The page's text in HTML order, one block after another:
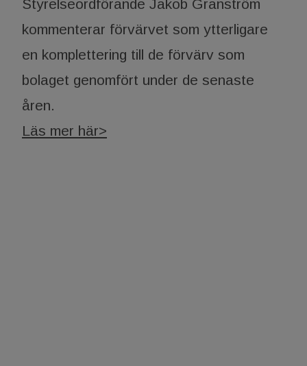
Styrelseordförande Jakob Granström
kommenterar förvärvet som ytterligare
en komplettering till de förvärv som
bolaget genomfört under de senaste
åren.
Läs mer här>